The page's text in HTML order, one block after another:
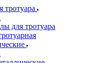
тротуара
для тротуара